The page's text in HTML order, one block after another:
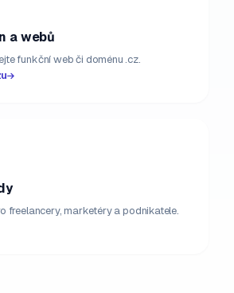
a webů
funkční web či doménu .cz.
freelancery, marketéry a podnikatele.